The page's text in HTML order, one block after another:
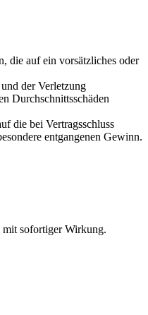
die auf ein vorsätzliches oder
der Verletzung
Durchschnittsschäden
die bei Vertragsschluss
entgangenen Gewinn.
mit sofortiger Wirkung.